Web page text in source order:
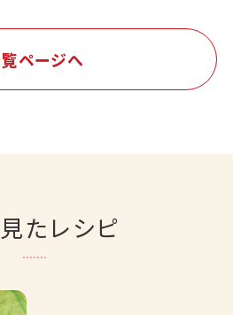
ページへ
たレシピ